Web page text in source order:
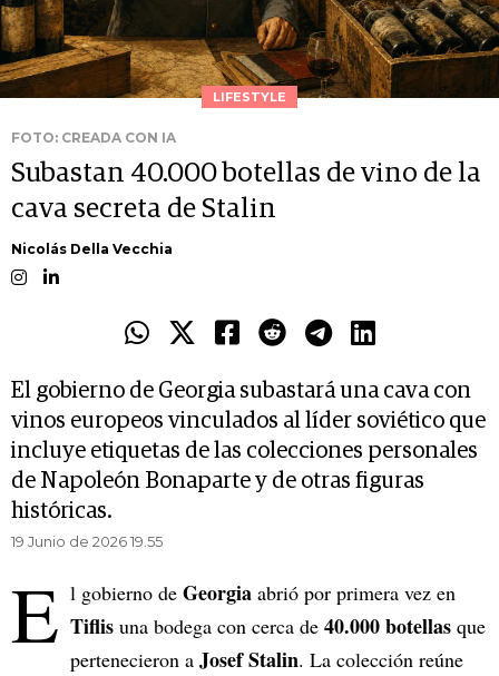
LIFESTYLE
FOTO: CREADA CON IA
Subastan 40.000 botellas de vino de la
cava secreta de Stalin
Nicolás Della Vecchia
El gobierno de Georgia subastará una cava con
vinos europeos vinculados al líder soviético que
incluye etiquetas de las colecciones personales
de Napoleón Bonaparte y de otras figuras
históricas.
19 Junio de 2026 19.55
E l gobierno de Georgia abrió por primera vez en
Tiflis una bodega con cerca de 40.000 botellas que
pertenecieron a Josef Stalin. La colección reúne